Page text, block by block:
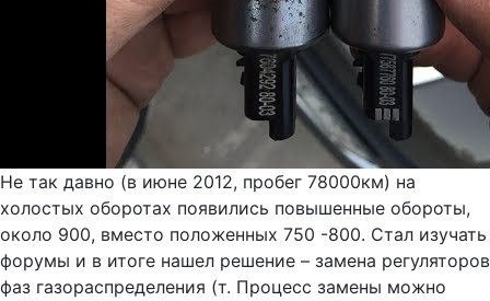
Не так давно (в июне 2012, пробег 78000км) на
холостых оборотах появились повышенные обороты,
около 900, вместо положенных 750 -800. Стал изучать
форумы и в итоге нашел решение – замена регуляторов
фаз газораспределения (т. Процесс замены можно